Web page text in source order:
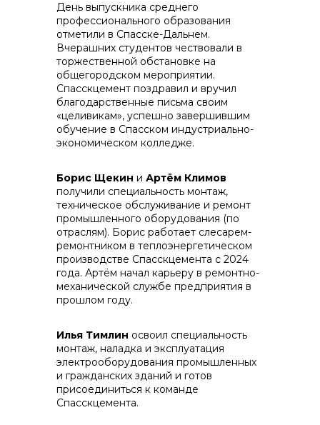
реализация неликвидов
контакты отдела закупок
Контакты
+7 (423) 234 50 50
День выпускника среднего
профессионального образования
отметили в Спасске-Дальнем.
Вчерашних студентов чествовали в
торжественной обстановке на
общегородском мероприятии.
Спасскцемент поздравил и вручил
благодарственные письма своим
«целивикам», успешно завершившим
обучение в Спасском индустриально-
экономическом колледже.
Борис Щекин и Артём Климов
получили специальность монтаж,
техническое обслуживание и ремонт
промышленного оборудования (по
отраслям). Борис работает слесарем-
ремонтником в теплоэнергетическом
производстве Спасскцемента с 2024
года. Артём начал карьеру в ремонтно-
механической службе предприятия в
прошлом году.
Илья Тимлин освоил специальность
монтаж, наладка и эксплуатация
электрооборудования промышленных
и гражданских зданий и готов
присоединиться к команде
Спасскцемента.